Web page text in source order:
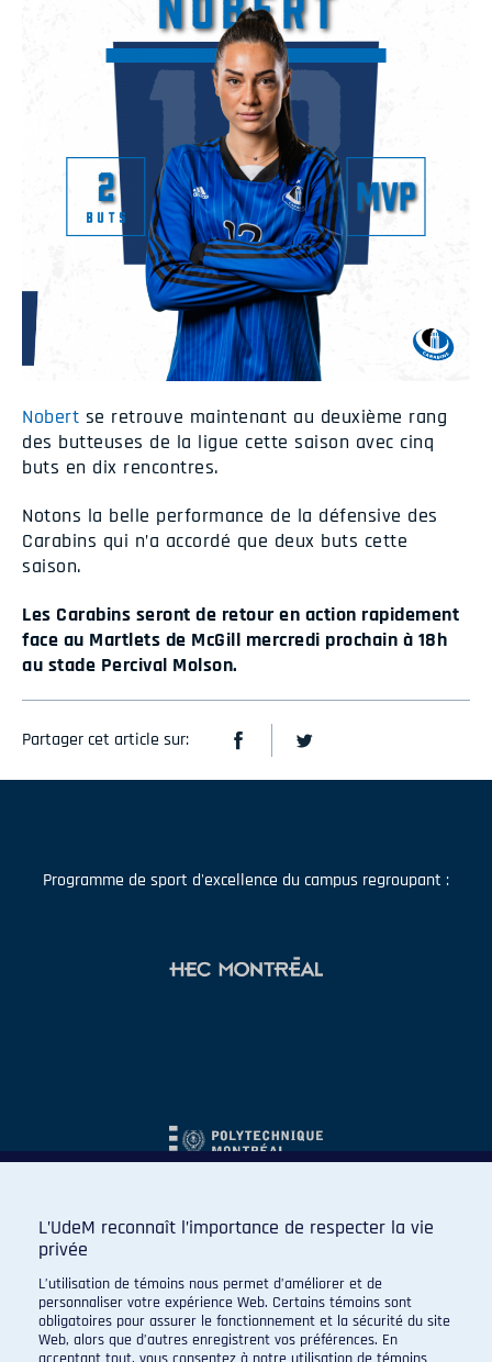
Nobert se retrouve maintenant au deuxième rang
des butteuses de la ligue cette saison avec cinq
buts en dix rencontres.
Notons la belle performance de la défensive des
Carabins qui n’a accordé que deux buts cette
saison.
Les Carabins seront de retour en action rapidement
face au Martlets de McGill mercredi prochain à 18h
au stade Percival Molson.
Partager cet article sur:
Programme de sport d'excellence du campus regroupant :
L’UdeM reconnaît l’importance de respecter la vie
privée
L’utilisation de témoins nous permet d’améliorer et de
personnaliser votre expérience Web. Certains témoins sont
obligatoires pour assurer le fonctionnement et la sécurité du site
Web, alors que d’autres enregistrent vos préférences. En